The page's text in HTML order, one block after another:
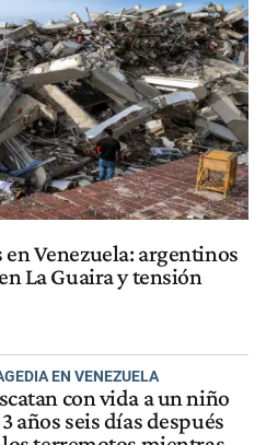
Venezuela: argentinos
La Guaira y tensión
EN VENEZUELA
con vida a un niño
años seis días después